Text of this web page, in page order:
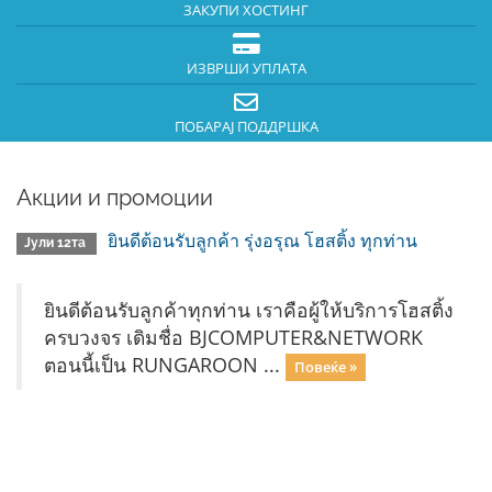
ЗАКУПИ ХОСТИНГ
ИЗВРШИ УПЛАТА
ПОБАРАЈ ПОДДРШКА
Акции и промоции
Јули 12та ยินดีต้อนรับลูกค้า รุ่งอรุณ โฮสติ้ง ทุกท่าน
ยินดีต้อนรับลูกค้าทุกท่าน เราคือผู้ให้บริการโฮสติ้ง
ครบวงจร เดิมชื่อ BJCOMPUTER&NETWORK
ตอนนี้เป็น RUNGAROON ...
Повеќе »